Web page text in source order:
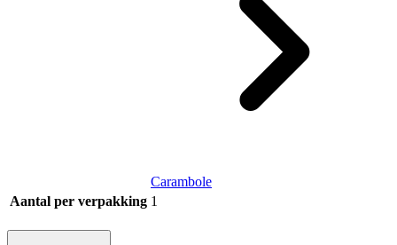
Carambole
Aantal per verpakking 1